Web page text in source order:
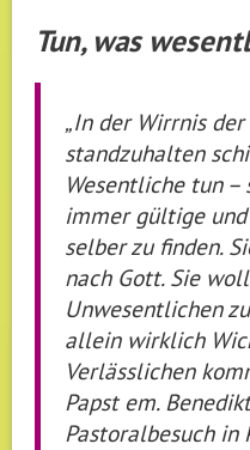
Tun, was
„In der Wirrnis
standzuhalten
Wesentliche tun –
immer gültige und
selber zu finden.
nach Gott. Sie
Unwesentlichen
allein wirklich
Verlässlichen
Papst em.
Pastoralbesuch in